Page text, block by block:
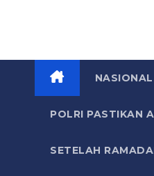
NASIONAL
POLRI PASTIKAN
SETELAH